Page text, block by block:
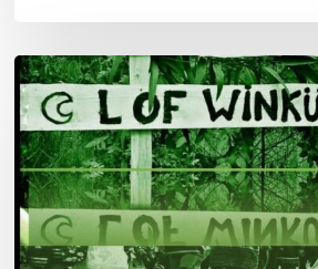
Lof
Winkül
Küsra
convoca
a
apoyar